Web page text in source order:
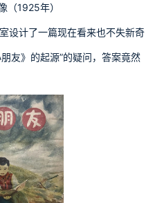
（1925年）
设计了一篇现在看来也不失新奇
友》的起源”的疑问，答案竟然